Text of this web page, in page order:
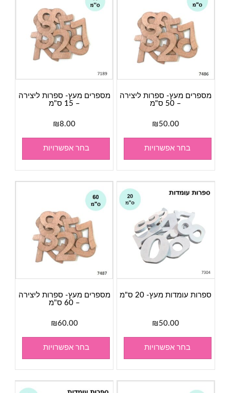
מספרים מעץ- ספרות ליצירה
– 50 ס"מ
₪50.00
בחר אפשרויות
מספרים מעץ- ספרות ליצירה
– 15 ס"מ
₪8.00
בחר אפשרויות
ספרות עומדות מעץ- 20 ס"מ
₪50.00
בחר אפשרויות
מספרים מעץ- ספרות ליצירה
– 60 ס"מ
₪60.00
בחר אפשרויות